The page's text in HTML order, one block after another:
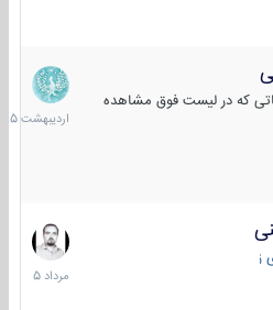
که در لیست فوق مشاهده
27
1405
9
مرداد
1405